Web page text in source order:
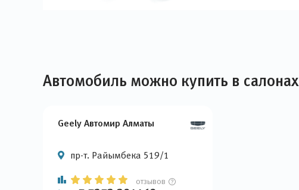
Автомобиль можно купить в салонах
Geely Автомир Алматы
пр-т. Райымбека 519/1
отзывов